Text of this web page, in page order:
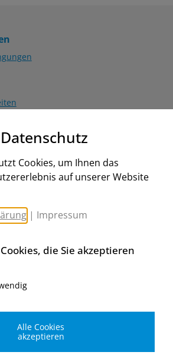
GmbH
Köttlach
Cookies, um Ihnen das
auf unserer Website
| Impressum
die Sie akzeptieren
Alle Cookies
akzeptieren